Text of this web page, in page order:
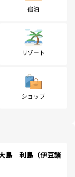
宿泊
リゾート
ショップ
島 利島（伊豆諸